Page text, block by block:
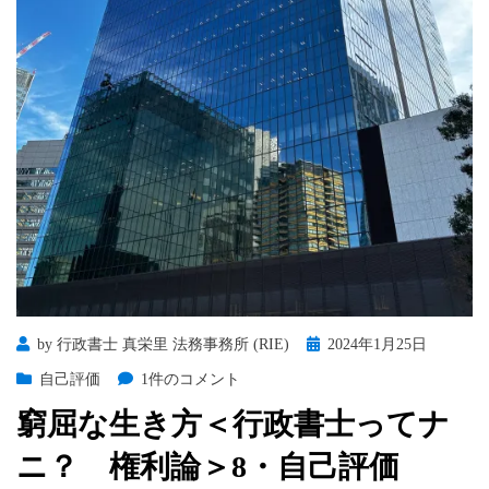
ざ
し
へ
の
by 行政書士 真栄里 法務事務所 (RIE)
Posted2024年1月25日
自己評価
窮
な
生
き
1件のコメント
窮屈な生き方＜行政書士ってナ
ニ？ 権利論＞8・自己評価